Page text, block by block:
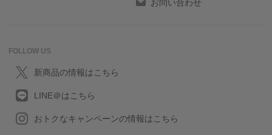
お問い合わせ
FOLLOW US
新商品の情報はこちら
LINE＠はこちら
おトクなキャンペーンの情報はこちら